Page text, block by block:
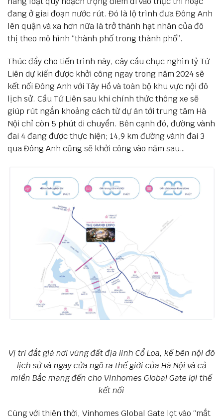
đang ở giai đoạn nước rút. Đó là lộ trình đưa Đông Anh
lên quận và xa hơn nữa là trở thành hạt nhân của đô
thị theo mô hình “thành phố trong thành phố”.
Thúc đẩy cho tiến trình này, cây cầu chục nghìn tỷ Tứ
Liên dự kiến được khởi công ngay trong năm 2024 sẽ
kết nối Đông Anh với Tây Hồ và toàn bộ khu vực nội đô
lịch sử. Cầu Tứ Liên sau khi chính thức thông xe sẽ
giúp rút ngắn khoảng cách từ dự án tới trung tâm Hà
Nội chỉ còn 5 phút di chuyển. Bên cạnh đó, đường vành
đai 4 đang được thực hiện; 14,9 km đường vành đai 3
qua Đông Anh cũng sẽ khởi công vào năm sau…
Vị trí đắt giá nơi vùng đất địa linh Cổ Loa, kế bên nội đô
lịch sử và ngay cửa ngõ ra thế giới của Hà Nội và cả
miền Bắc mang đến cho Vinhomes Global Gate lợi thế
kết nối
Cùng với thiên thời, Vinhomes Global Gate lọt vào “mắt